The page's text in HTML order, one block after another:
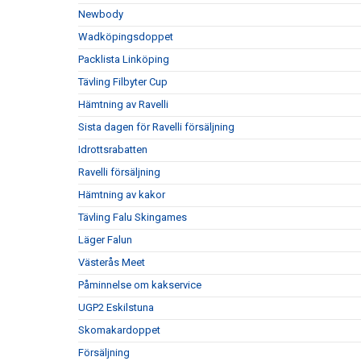
Newbody
Wadköpingsdoppet
Packlista Linköping
Tävling Filbyter Cup
Hämtning av Ravelli
Sista dagen för Ravelli försäljning
Idrottsrabatten
Ravelli försäljning
Hämtning av kakor
Tävling Falu Skingames
Läger Falun
Västerås Meet
Påminnelse om kakservice
UGP2 Eskilstuna
Skomakardoppet
Försäljning